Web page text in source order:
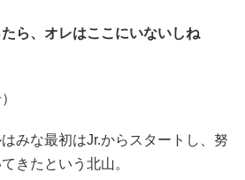
ら、オレはここにいないしね
みな最初はJr.からスタートし、努
きたという北山。